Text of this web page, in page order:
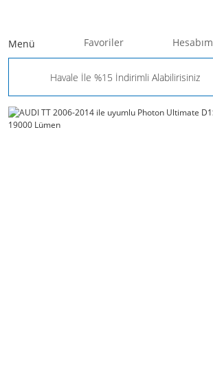
Menü Favoriler Hesabım